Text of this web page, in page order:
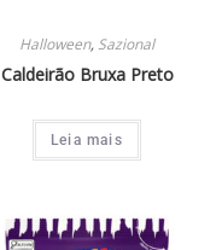
Halloween, Sazional
Caldeirão Bruxa Preto
Leia mais